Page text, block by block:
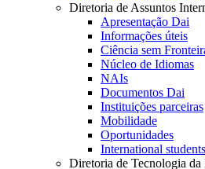
Diretoria de Assuntos
Apresentação Dai
Informações úteis
Ciência sem
Núcleo de Idiomas
NAIs
Documentos Dai
Instituições parceiras
Mobilidade
Oportunidades
International students
Diretoria de Tecnologia da